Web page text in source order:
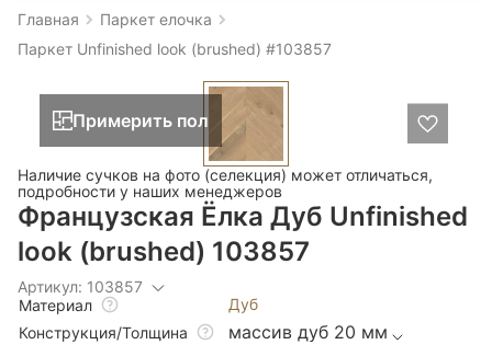
Главная
Паркет елочка
Паркет Unfinished look (brushed) #103857
Примерить пол
Наличие сучков на фото (селекция) может отличаться,
подробности у наших менеджеров
Французская Ёлка Дуб Unfinished
look (brushed) 103857
Артикул: 103857
Материал
Дуб
Конструкция/Толщина
массив дуб 20 мм